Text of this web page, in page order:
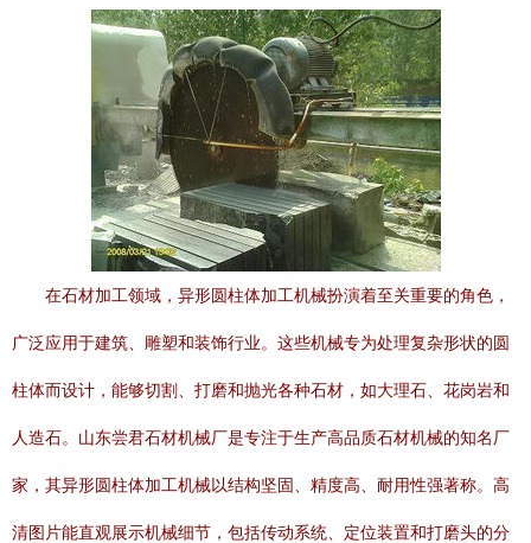
在石材加工领域，异形圆柱体加工机械扮演着至关重要的角色，
广泛应用于建筑、雕塑和装饰行业。这些机械专为处理复杂形状的圆
柱体而设计，能够切割、打磨和抛光各种石材，如大理石、花岗岩和
人造石。山东尝君石材机械厂是专注于生产高品质石材机械的知名厂
家，其异形圆柱体加工机械以结构坚固、精度高、耐用性强著称。高
清图片能直观展示机械细节，包括传动系统、定位装置和打磨头的分